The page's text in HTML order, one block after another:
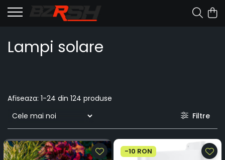
Lampi solare
Afiseaza: 1-24 din 124 produse
Filtre
-10 RON